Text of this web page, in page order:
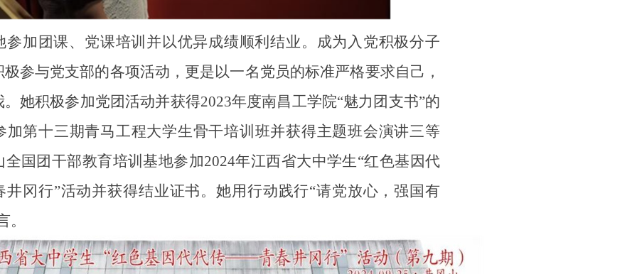
参加团课、党课培训并以优异成绩顺利结业。成为入党积极分子
参与党支部的各项活动，更是以一名党员的标准严格要求自己，
她积极参加党团活动并获得2023年度南昌工学院“魅力团支书”的
加第十三期青马工程大学生骨干培训班并获得主题班会演讲三等
全国团干部教育培训基地参加2024年江西省大中学生“红色基因代
冈行”活动并获得结业证书。她用行动践行“请党放心，强国有
。